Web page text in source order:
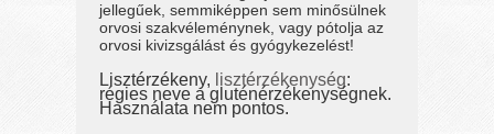
jellegűek, semmiképpen sem minősülnek
orvosi szakvéleménynek, vagy pótolja az
orvosi kivizsgálást és gyógykezelést!
Lisztérzékeny, lisztérzékenység:
régies neve a gluténérzékenységnek.
Használata nem pontos.